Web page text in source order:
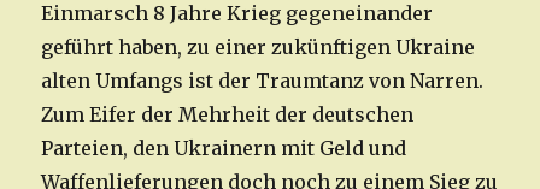
Einmarsch 8 Jahre Krieg gegeneinander
geführt haben, zu einer zukünftigen Ukraine
alten Umfangs ist der Traumtanz von Narren.
Zum Eifer der Mehrheit der deutschen
Parteien, den Ukrainern mit Geld und
Waffenlieferungen doch noch zu einem Sieg zu